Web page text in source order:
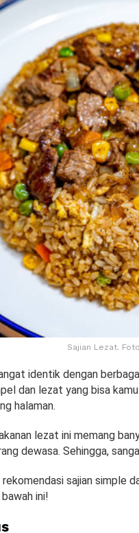
Sajian Lezat.
identik dengan
dan lezat yang bisa
halaman.
lezat ini memang
dewasa. Sehingga,
rekomendasi sajian simple
ini!